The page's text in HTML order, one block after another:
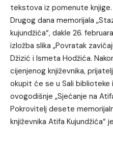
tekstova iz pomenute knjige.
Drugog dana memorijala
kujundžića“, dakle 26.
izložba slika „Povratak
Džizić i Ismeta Hodžića.
cijenjenog književnika,
okupit će se u Sali
ovogodišnje „Sjećanje na
Pokrovitelj desete
književnika Atifa Kujundžića“